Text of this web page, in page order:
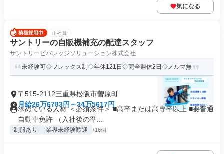
気になる
正社員
サントリーの自販機補充の配達スタッフ
サントリービバレッジソリューション株式会社
未経験可◇フレックス制◇年休121日◇完全週休2日◇ノルマ無
〒515-2112三重県松阪市曽原町
月給26万6783円～34万5617円
求めている人材 ＜必須条件＞ ■高卒または高専卒以上 ■要普通
自動車免許 （入社後の準...
制服あり 業界未経験歓迎 +16個